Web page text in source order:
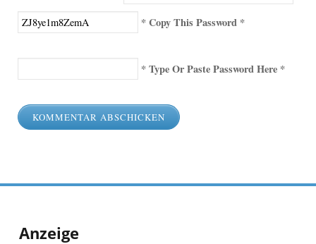
* Copy This Password *
* Type Or Paste Password Here *
Anzeige